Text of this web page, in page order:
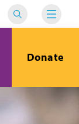
Donate